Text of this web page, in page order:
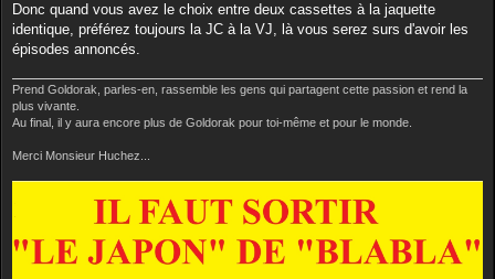
Donc quand vous avez le choix entre deux cassettes à la jaquette
identique, préférez toujours la JC à la VJ, là vous serez surs d'avoir les
épisodes annoncés.
Prend Goldorak, parles-en, rassemble les gens qui partagent cette passion et rend la
plus vivante.
Au final, il y aura encore plus de Goldorak pour toi-même et pour le monde.
Merci Monsieur Huchez...